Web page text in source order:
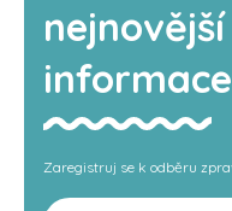
nejnovější
Zaregistruj se k odběru